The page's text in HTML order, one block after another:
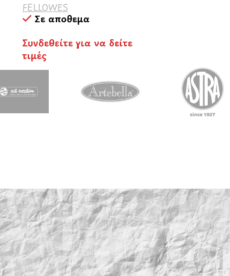
FELLOWES
Σε απόθεμα
Συνδεθείτε για να δείτε
τιμές